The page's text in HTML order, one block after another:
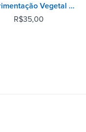
Experimentação Vegetal - 3ª Edição
R$35,00